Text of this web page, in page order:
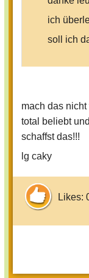
ich
soll ich
mach das
total beliebt
schaffst das!!!
lg caky
Likes: